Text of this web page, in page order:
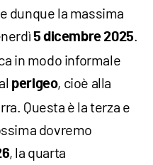
dunque la massima
5 dicembre 2025.
in modo informale
perigeo, cioè alla
Questa è la terza e
dovremo
, la quarta